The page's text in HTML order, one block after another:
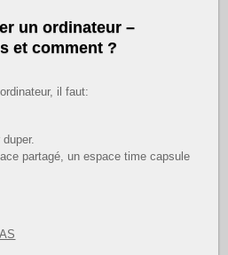
un ordinateur –
et comment ?
il faut:
partagé, un espace time capsule